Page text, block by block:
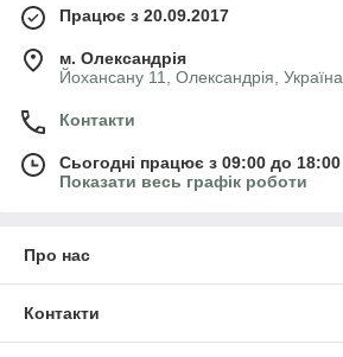
Працює з 20.09.2017
м. Олександрія
Йохансану 11, Олександрія, Україна
Контакти
Сьогодні працює з 09:00 до 18:00
Показати весь графік роботи
Про нас
Контакти